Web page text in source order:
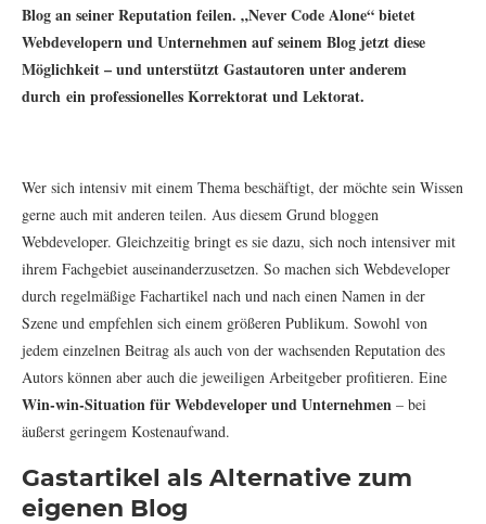
Blog an seiner Reputation feilen. „Never Code Alone“ bietet
Webdevelopern und Unternehmen auf seinem Blog jetzt diese
Möglichkeit – und unterstützt Gastautoren unter anderem
durch ein professionelles Korrektorat und Lektorat.
Wer sich intensiv mit einem Thema beschäftigt, der möchte sein Wissen
gerne auch mit anderen teilen. Aus diesem Grund bloggen
Webdeveloper. Gleichzeitig bringt es sie dazu, sich noch intensiver mit
ihrem Fachgebiet auseinanderzusetzen. So machen sich Webdeveloper
durch regelmäßige Fachartikel nach und nach einen Namen in der
Szene und empfehlen sich einem größeren Publikum. Sowohl von
jedem einzelnen Beitrag als auch von der wachsenden Reputation des
Autors können aber auch die jeweiligen Arbeitgeber profitieren. Eine
Win-win-Situation für Webdeveloper und Unternehmen – bei
äußerst geringem Kostenaufwand.
Gastartikel als Alternative zum
eigenen Blog